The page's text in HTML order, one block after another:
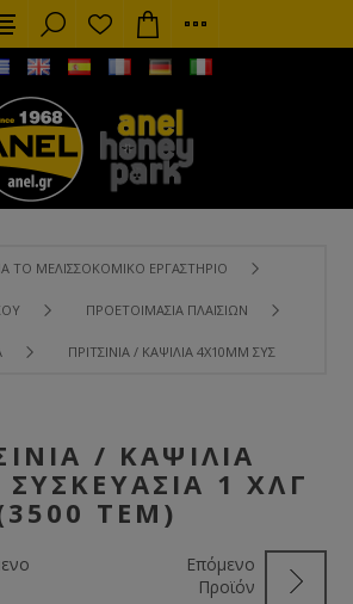
ΤΟ ΜΕΛΙΣΣΟΚΟΜΙΚΌ ΕΡΓΑΣΤΉΡΙΟ
ΠΡΟΕΤΟΙΜΑΣΊΑ ΠΛΑΙΣΊΩΝ
ΠΡΙΤΣΊΝΙΑ / ΚΑΨΊΛΙΑ 4X10MM ΣΥΣΚΕΥΑΣΊΑ 1
/ ΚΑΨΊΛΙΑ
ΣΥΣΚΕΥΑΣΊΑ 1 ΧΛΓ
ΤΕΜ)
Επόμενο
Προϊόν